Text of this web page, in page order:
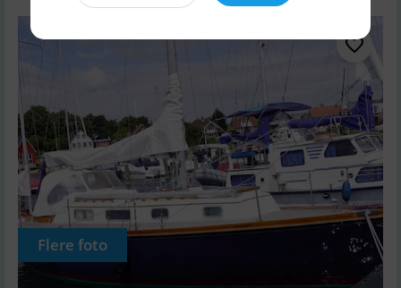
Flere foto